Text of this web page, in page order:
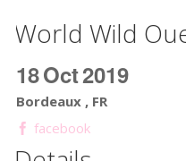
World Wild
18Oct2019
Bordeaux , FR
facebook